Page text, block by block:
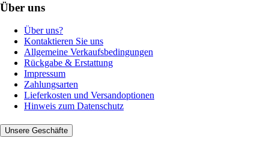
Über uns
Über uns?
Kontaktieren Sie uns
Allgemeine Verkaufsbedingungen
Rückgabe & Erstattung
Impressum
Zahlungsarten
Lieferkosten und Versandoptionen
Hinweis zum Datenschutz
Unsere Geschäfte